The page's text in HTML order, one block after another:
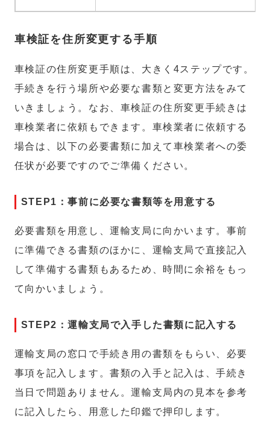
車検証を住所変更する手順
車検証の住所変更手順は、大きく4ステップです。
手続きを行う場所や必要な書類と変更方法をみて
いきましょう。なお、車検証の住所変更手続きは
車検業者に依頼もできます。車検業者に依頼する
場合は、以下の必要書類に加えて車検業者への委
任状が必要ですのでご準備ください。
STEP1：事前に必要な書類等を用意する
必要書類を用意し、運輸支局に向かいます。事前
に準備できる書類のほかに、運輸支局で直接記入
して準備する書類もあるため、時間に余裕をもっ
て向かいましょう。
STEP2：運輸支局で入手した書類に記入する
運輸支局の窓口で手続き用の書類をもらい、必要
事項を記入します。書類の入手と記入は、手続き
当日で問題ありません。運輸支局内の見本を参考
に記入したら、用意した印鑑で押印します。